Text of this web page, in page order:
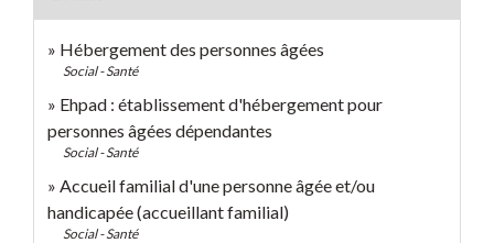
Hébergement des personnes âgées
Social - Santé
Ehpad : établissement d'hébergement pour
personnes âgées dépendantes
Social - Santé
Accueil familial d'une personne âgée et/ou
handicapée (accueillant familial)
Social - Santé